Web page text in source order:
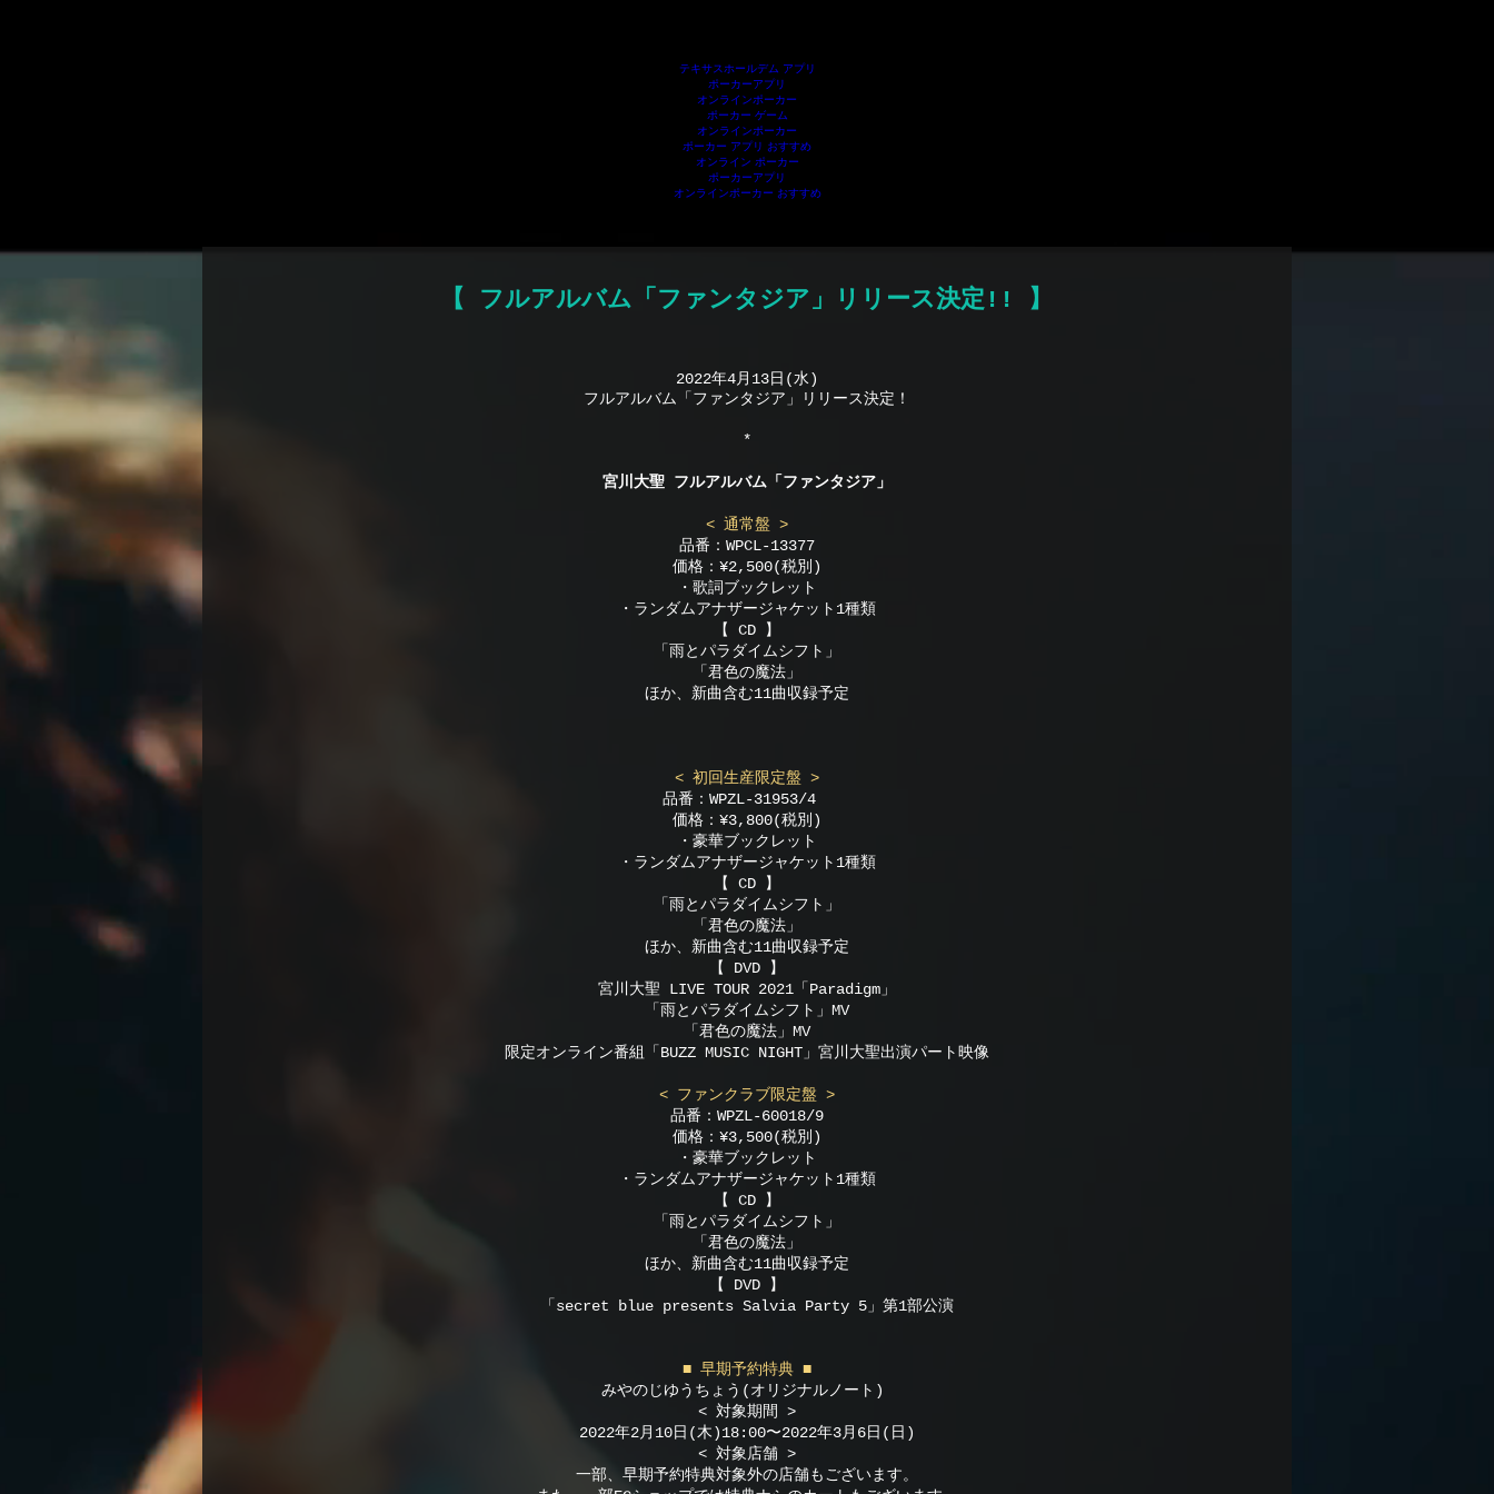
【 フルアルバム「ファンタジア」リリース決定!! 】
2022年4月13日(水)
フルアルバム「ファンタジア」リリース決定！
*
宮川大聖 フルアルバム「ファンタジア」
< 通常盤 >
品番：WPCL-13377
価格：¥2,500(税別)
・歌詞ブックレット
・ランダムアナザージャケット1種類
【 CD 】
「雨とパラダイムシフト」
「君色の魔法」
ほか、新曲含む11曲収録予定
< 初回生産限定盤 >
品番：WPZL-31953/4
価格：¥3,800(税別)
・豪華ブックレット
・ランダムアナザージャケット1種類
【 CD 】
「雨とパラダイムシフト」
「君色の魔法」
ほか、新曲含む11曲収録予定
【 DVD 】
宮川大聖 LIVE TOUR 2021「Paradigm」
「雨とパラダイムシフト」MV
「君色の魔法」MV
限定オンライン番組「BUZZ MUSIC NIGHT」宮川大聖出演パート映像
< ファンクラブ限定盤 >
品番：WPZL-60018/9
価格：¥3,500(税別)
・豪華ブックレット
・ランダムアナザージャケット1種類
【 CD 】
「雨とパラダイムシフト」
「君色の魔法」
ほか、新曲含む11曲収録予定
【 DVD 】
「secret blue presents Salvia Party 5」第1部公演
■ 早期予約特典 ■
みやのじゆうちょう(オリジナルノート)
< 対象期間 >
2022年2月10日(木)18:00〜2022年3月6日(日)
< 対象店舗 >
一部、早期予約特典対象外の店舗もございます。
テキサスホールデム アプリ
ポーカーアプリ
オンラインポーカー
ポーカー ゲーム
オンラインポーカー
ポーカー アプリ おすすめ
オンライン ポーカー
ポーカーアプリ
オンラインポーカー おすすめ